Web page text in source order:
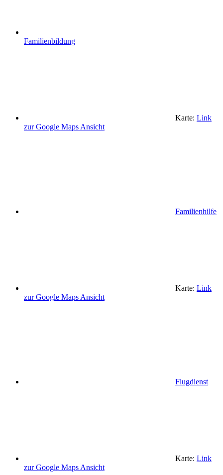
Familienbildung
Karte: Link
zur Google Maps Ansicht
Familienhilfe
Karte: Link
zur Google Maps Ansicht
Flugdienst
Karte: Link
zur Google Maps Ansicht